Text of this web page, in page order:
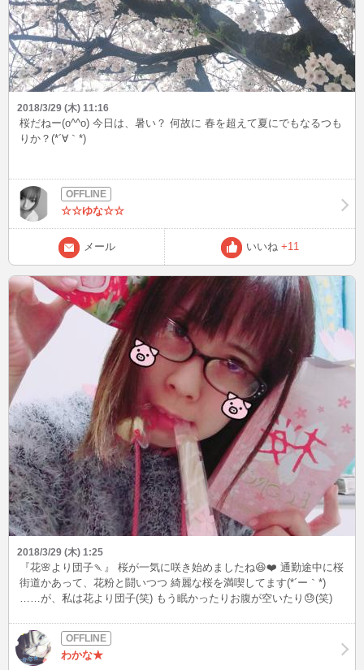
2018/3/29 (木) 11:16
桜だねー(o^^o) 今日は、暑い？ 何故に 春を超えて夏にでもなるつも
りか？(*´∀｀*)
☆☆ゆな☆☆
メール いいね +11
2018/3/29 (木) 1:25
『花🌸より団子🍡』 桜が一気に咲き始めましたね😆❤️ 通勤途中に桜
街道かあって、花粉と闘いつつ 綺麗な桜を満喫してます(*´ー｀*)
……が、私は花より団子(笑) もう眠かったりお腹が空いたり😓(笑)
けど、 内密にやりたいと思います🐷 明日は仕事がお休みなので、
久々に献血に行ってこようと思ってます🙋
わかな★